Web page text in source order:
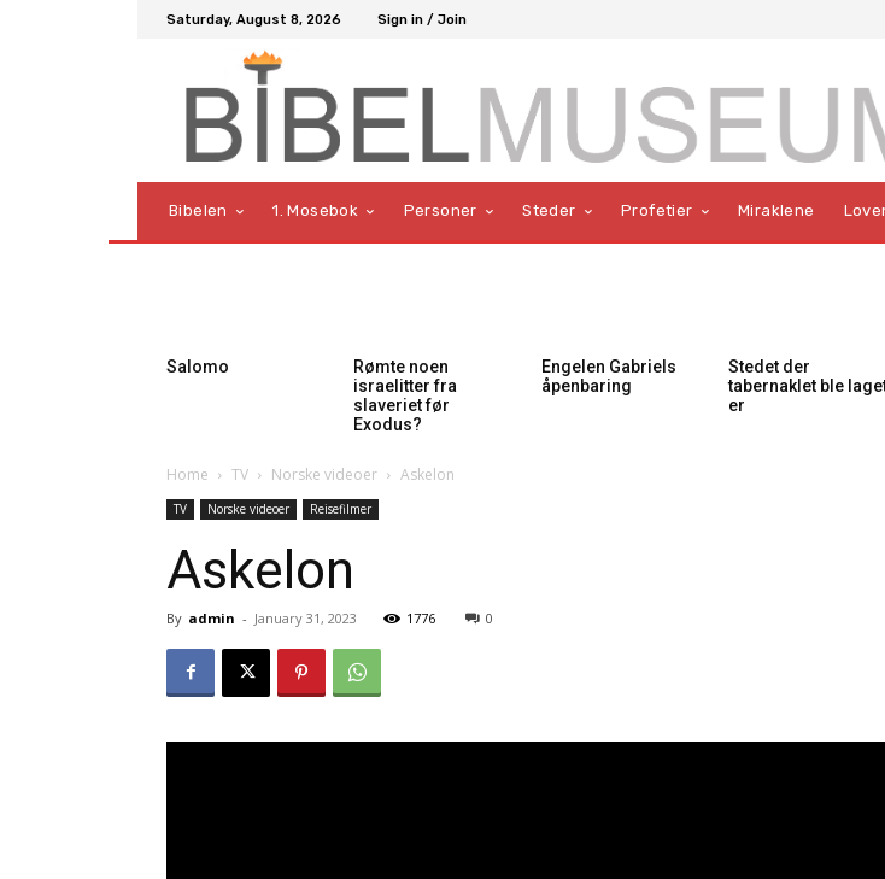
Saturday, August 8, 2026 Sign in / Join
Bibelen 1. Mosebok Personer Steder Profetier Miraklene
Salomo
Rømte noen
israelitter fra
slaveriet før
Exodus?
Engelen Gabriels
åpenbaring
Stedet der
tabernaklet ble
er
Home TV Norske videoer Askelon
TV Norske videoer Reisefilmer
Askelon
By admin - January 31, 2023 1776 0